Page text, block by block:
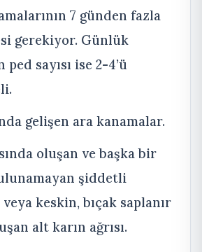
7 günden fazla
gerekiyor. Günlük
sayısı ise 2-4’ü
gelişen ara kanamalar.
oluşan ve başka bir
şiddetli
keskin, bıçak saplanır
alt karın ağrısı.